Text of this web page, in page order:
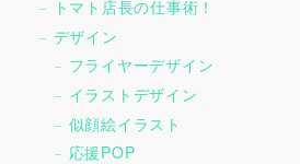
トマト店長の仕事術！
デザイン
フライヤーデザイン
イラストデザイン
似顔絵イラスト
応援POP